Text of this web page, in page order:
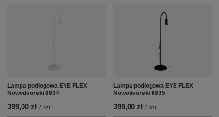
Lampa podłogowa EYE FLEX
Nowodvorski 8934
399,00 zł / szt.
Lampa podłogowa EYE FLEX
Nowodvorski 8935
399,00 zł / szt.